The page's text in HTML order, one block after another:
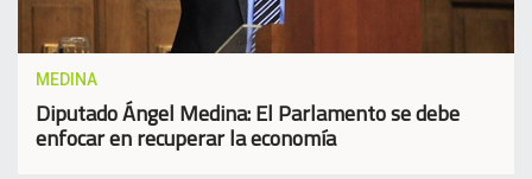
MEDINA
Diputado Ángel Medina: El Parlamento se debe
enfocar en recuperar la economía